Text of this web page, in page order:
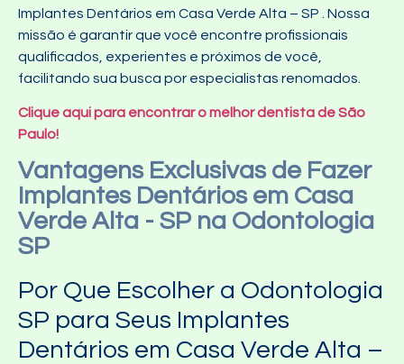
Implantes Dentários em Casa Verde Alta – SP
. Nossa
missão é garantir que você encontre profissionais
qualificados, experientes e próximos de você,
facilitando sua busca por especialistas renomados.
Clique aqui para encontrar o melhor dentista de São
Paulo!
Vantagens Exclusivas de Fazer
Implantes Dentários em Casa
Verde Alta - SP na Odontologia
SP
Por Que Escolher a Odontologia
SP para Seus Implantes
Dentários em Casa Verde Alta –